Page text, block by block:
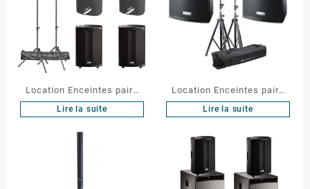
Location Enceintes paire
PROMAXX
Lire la suite
Location Enceintes paire
XLITE112a
Lire la suite